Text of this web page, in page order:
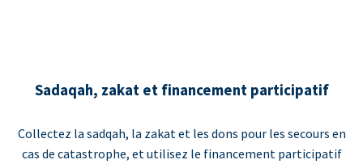
Sadaqah, zakat et financement participatif
Collectez la sadqah, la zakat et les dons pour les secours en
cas de catastrophe, et utilisez le financement participatif